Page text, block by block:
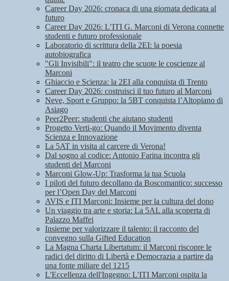
Career Day 2026: cronaca di una giornata dedicata al
futuro
Career Day 2026: L’ITI G. Marconi di Verona connette
studenti e futuro professionale
Laboratorio di scrittura della 2EI: la poesia
autobiografica
"Gli Invisibili": il teatro che scuote le coscienze al
Marconi
Ghiaccio e Scienza: la 2EI alla conquista di Trento
Career Day 2026: costruisci il tuo futuro al Marconi
Neve, Sport e Gruppo: la 5BT conquista l’Altopiano di
Asiago
Peer2Peer: studenti che aiutano studenti
Progetto Verti-go: Quando il Movimento diventa
Scienza e Innovazione
La 5AT in visita al carcere di Verona!
Dal sogno al codice: Antonio Farina incontra gli
studenti del Marconi
Marconi Glow-Up: Trasforma la tua Scuola
I piloti del futuro decollano da Boscomantico: successo
per l’Open Day del Marconi
AVIS e ITI Marconi: Insieme per la cultura del dono
Un viaggio tra arte e storia: La 5AL alla scoperta di
Palazzo Maffei
Insieme per valorizzare il talento: il racconto del
convegno sulla Gifted Education
La Magna Charta Libertatum: il Marconi riscopre le
radici del diritto di Libertà e Democrazia a partire da
una fonte miliare del 1215
L'Eccellenza dell'Ingegno: L'ITI Marconi ospita la